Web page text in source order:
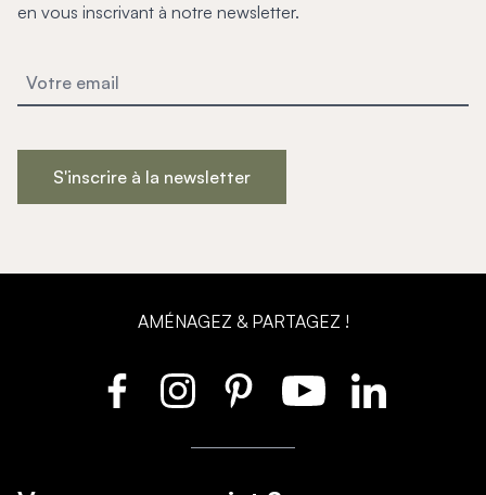
en vous inscrivant à notre newsletter.
S'inscrire à la newsletter
AMÉNAGEZ & PARTAGEZ !